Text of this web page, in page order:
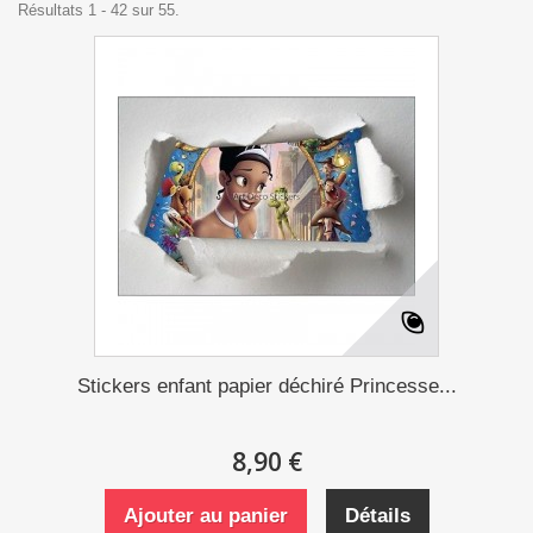
Résultats 1 - 42 sur 55.
Stickers enfant papier déchiré Princesse...
8,90 €
Ajouter au panier Détails